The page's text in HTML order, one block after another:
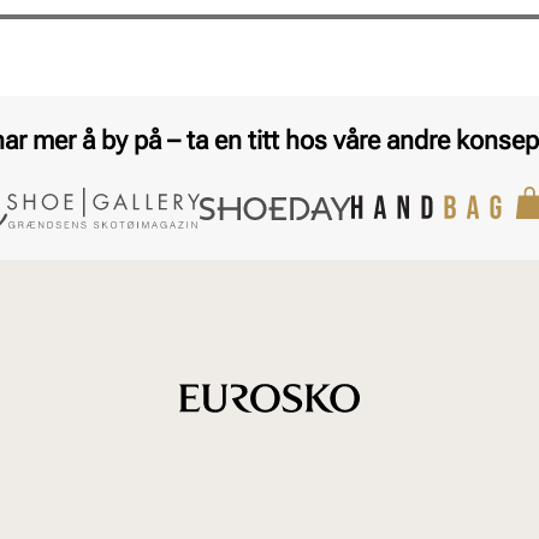
Pris
Pris
mer å by på – ta en titt hos våre andre